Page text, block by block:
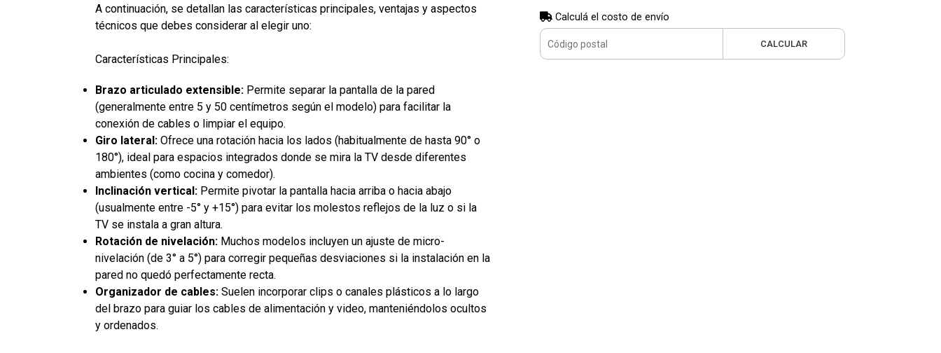
A continuación, se detallan las características principales, ventajas y aspectos
técnicos que debes considerar al elegir uno:
Características Principales:
Brazo articulado extensible:Permite separar la pantalla de la pared
(generalmente entre 5 y 50 centímetros según el modelo) para facilitar la
conexión de cables o limpiar el equipo.
Giro lateral:Ofrece una rotación hacia los lados (habitualmente de hasta 90° o
180°), ideal para espacios integrados donde se mira la TV desde diferentes
ambientes (como cocina y comedor).
Inclinación vertical:Permite pivotar la pantalla hacia arriba o hacia abajo
(usualmente entre -5° y +15°) para evitar los molestos reflejos de la luz o si la
TV se instala a gran altura.
Rotación de nivelación:Muchos modelos incluyen un ajuste de micro-
nivelación (de 3° a 5°) para corregir pequeñas desviaciones si la instalación en la
pared no quedó perfectamente recta.
Organizador de cables:Suelen incorporar clips o canales plásticos a lo largo
del brazo para guiar los cables de alimentación y video, manteniéndolos ocultos
y ordenados.
Calculá el costo de envío
CALCULAR